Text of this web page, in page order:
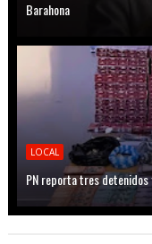
Barahona
LOCAL
PN reporta tres